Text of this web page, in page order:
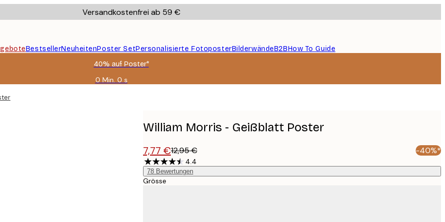
Versandkostenfrei ab 59 €
BestsellerNeuheitenPoster SetPersonalisierte FotoposterBilderwändeB2BHow To Guide
40% auf Poster*
0 Min. 0 s
Gültig
William Morris - Geißblatt Poster
7,77 €12,95 € -40%*
4.4
78 Bewertungen
Grösse